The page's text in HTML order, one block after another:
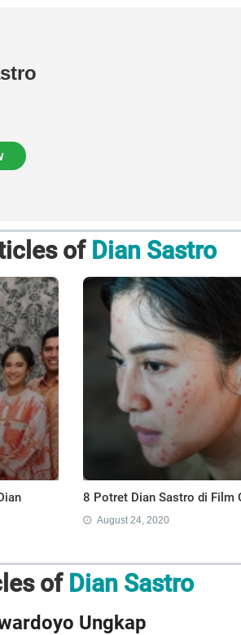
of Dian Sastro
8 Potret Dian Sastro di Film
August 24, 2020
of Dian Sastro
Ungkap